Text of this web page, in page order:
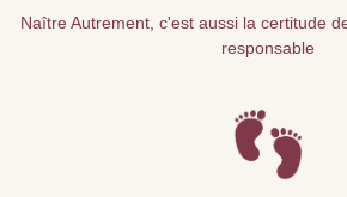
Naître Autrement, c'est aussi la certitude
responsable